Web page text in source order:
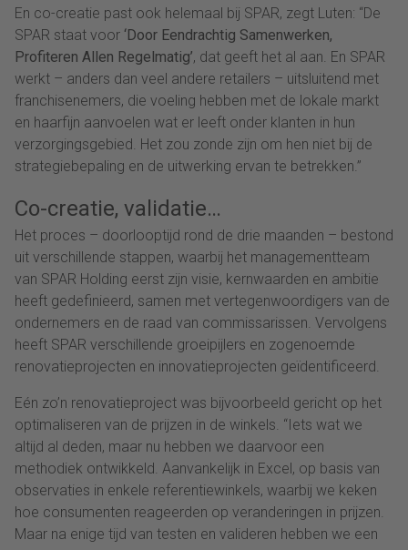
En co-creatie past ook helemaal bij SPAR, zegt Luten: “De
SPAR staat voor ‘Door Eendrachtig Samenwerken,
Profiteren Allen Regelmatig’, dat geeft het al aan. En SPAR
werkt – anders dan veel andere retailers – uitsluitend met
franchisenemers, die voeling hebben met de lokale markt
en haarfijn aanvoelen wat er leeft onder klanten in hun
verzorgingsgebied. Het zou zonde zijn om hen niet bij de
strategiebepaling en de uitwerking ervan te betrekken.”
Co-creatie, validatie…
Het proces – doorlooptijd rond de drie maanden – bestond
uit verschillende stappen, waarbij het managementteam
van SPAR Holding eerst zijn visie, kernwaarden en ambitie
heeft gedefinieerd, samen met vertegenwoordigers van de
ondernemers en de raad van commissarissen. Vervolgens
heeft SPAR verschillende groeipijlers en zogenoemde
renovatieprojecten en innovatieprojecten geïdentificeerd.
Eén zo’n renovatieproject was bijvoorbeeld gericht op het
optimaliseren van de prijzen in de winkels. “Iets wat we
altijd al deden, maar nu hebben we daarvoor een
methodiek ontwikkeld. Aanvankelijk in Excel, op basis van
observaties in enkele referentiewinkels, waarbij we keken
hoe consumenten reageerden op veranderingen in prijzen.
Maar na enige tijd van testen en valideren hebben we een